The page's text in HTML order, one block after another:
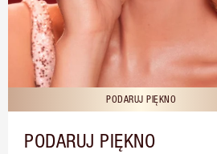
PODARUJ PIĘKNO
PODARUJ PIĘKNO